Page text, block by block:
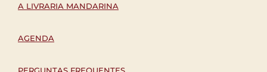
A LIVRARIA MANDARINA
AGENDA